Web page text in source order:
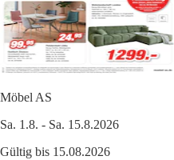
Möbel AS
Sa. 1.8. - Sa. 15.8.2026
Gültig bis 15.08.2026